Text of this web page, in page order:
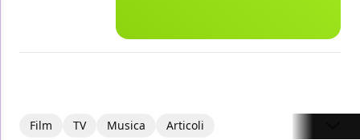
Film TV Musica Articoli